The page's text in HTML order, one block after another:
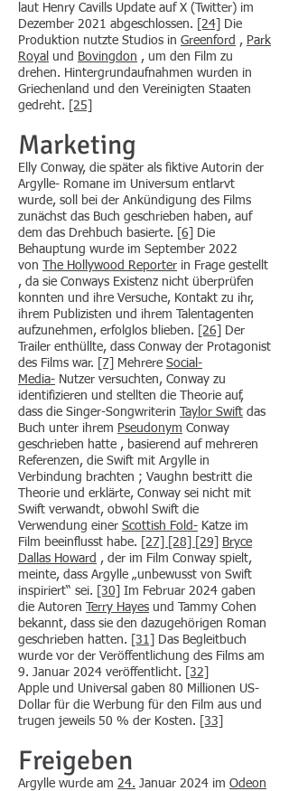
laut Henry Cavills Update auf X (Twitter) im
Dezember 2021 abgeschlossen.
[24]
Die
Produktion nutzte Studios in Greenford , Park
Royal und Bovingdon , um den Film zu
drehen. Hintergrundaufnahmen wurden in
Griechenland und den Vereinigten Staaten
gedreht.
[25]
Marketing
Elly Conway, die später als fiktive Autorin der
Argylle- Romane im Universum entlarvt
wurde, soll bei der Ankündigung des Films
zunächst das Buch geschrieben haben, auf
dem das Drehbuch basierte.
[6]
Die
Behauptung wurde im September 2022
von
The Hollywood Reporter in Frage gestellt
, da sie Conways Existenz nicht überprüfen
konnten und ihre Versuche, Kontakt zu ihr,
ihrem Publizisten und ihrem Talentagenten
aufzunehmen, erfolglos blieben.
[26]
Der
Trailer enthüllte, dass Conway der Protagonist
des Films war.
[7] Mehrere Social-
Media- Nutzer versuchten, Conway zu
identifizieren und stellten die Theorie auf,
dass die Singer-Songwriterin
Taylor Swift das
Buch unter ihrem Pseudonym Conway
geschrieben hatte , basierend auf mehreren
Referenzen, die Swift mit Argylle in
Verbindung brachten ; Vaughn bestritt die
Theorie und erklärte, Conway sei nicht mit
Swift verwandt, obwohl Swift die
Verwendung einer Scottish Fold- Katze im
Film beeinflusst habe.
[27] [28] [29]
Bryce
Dallas Howard , der im Film Conway spielt,
meinte, dass Argylle „unbewusst von Swift
inspiriert“ sei.
[30]
Im Februar 2024 gaben
die Autoren
Terry Hayes und Tammy Cohen
bekannt, dass sie den dazugehörigen Roman
geschrieben hatten.
[31]
Das Begleitbuch
wurde vor der Veröffentlichung des Films am
9. Januar 2024 veröffentlicht.
[32]
Apple und Universal gaben 80 Millionen US-
Dollar für die Werbung für den Film aus und
trugen jeweils 50 % der Kosten.
[33]
Freigeben
Argylle wurde am 24. Januar 2024 im Odeon